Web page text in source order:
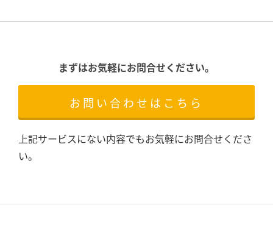
まずはお気軽にお問合せください。
お問い合わせはこちら
上記サービスにない内容でもお気軽にお問合せくださ
い。